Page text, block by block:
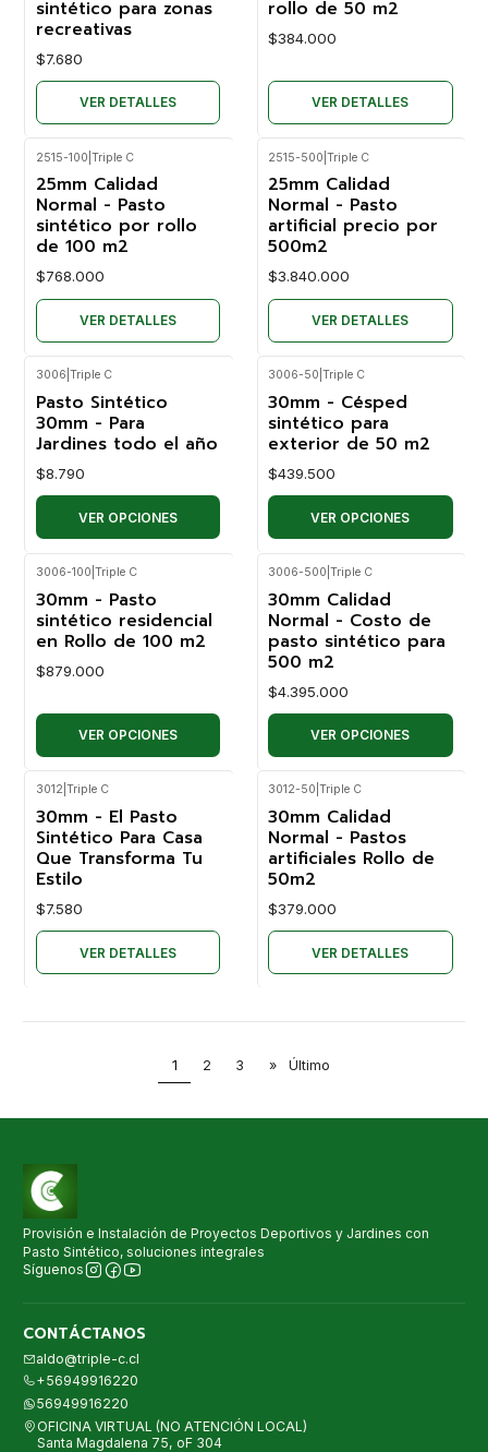
sintético para zonas
recreativas
$7.680
VER DETALLES
rollo de 50 m2
$384.000
VER DETALLES
2515-100 Triple C
25mm Calidad
Normal - Pasto
sintético por rollo
de 100 m2
$768.000
VER DETALLES
2515-500 Triple C
25mm Calidad
Normal - Pasto
artificial precio por
500m2
$3.840.000
VER DETALLES
3006 Triple C
Pasto Sintético
30mm - Para
Jardines todo el año
$8.790
VER OPCIONES
3006-50 Triple C
30mm - Césped
sintético para
exterior de 50 m2
$439.500
VER OPCIONES
3006-100 Triple C
30mm - Pasto
sintético residencial
en Rollo de 100 m2
$879.000
VER OPCIONES
3006-500 Triple C
30mm Calidad
Normal - Costo de
pasto sintético para
500 m2
$4.395.000
VER OPCIONES
3012 Triple C
30mm - El Pasto
Sintético Para Casa
Que Transforma Tu
Estilo
$7.580
VER DETALLES
3012-50 Triple C
30mm Calidad
Normal - Pastos
artificiales Rollo de
50m2
$379.000
VER DETALLES
1 2 3 » Último
Provisión e Instalación de Proyectos Deportivos y Jardines con
Pasto Sintético, soluciones integrales
Síguenos
CONTÁCTANOS
aldo@triple-c.cl
+56949916220
56949916220
OFICINA VIRTUAL (NO ATENCIÓN LOCAL)
Santa Magdalena 75, oF 304